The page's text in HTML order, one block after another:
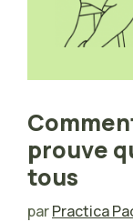
prouve
tous
parPractica